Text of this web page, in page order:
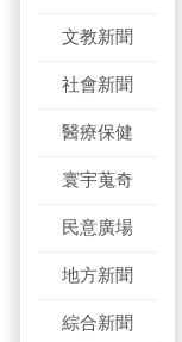
文教新聞
社會新聞
醫療保健
寰宇蒐奇
民意廣場
地方新聞
綜合新聞